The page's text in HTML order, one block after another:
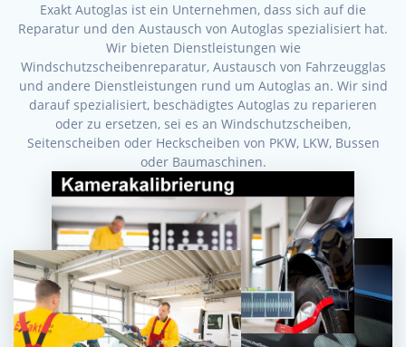
Exakt Autoglas ist ein Unternehmen, dass sich auf die
Reparatur und den Austausch von Autoglas spezialisiert hat.
Wir bieten Dienstleistungen wie
Windschutzscheibenreparatur, Austausch von Fahrzeugglas
und andere Dienstleistungen rund um Autoglas an. Wir sind
darauf spezialisiert, beschädigtes Autoglas zu reparieren
oder zu ersetzen, sei es an Windschutzscheiben,
Seitenscheiben oder Heckscheiben von PKW, LKW, Bussen
oder Baumaschinen.